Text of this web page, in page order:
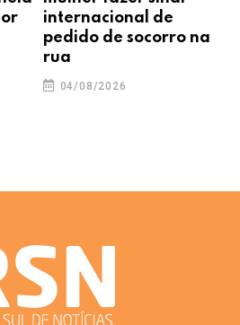
internacional de
pedido de socorro na
rua
04/08/2026